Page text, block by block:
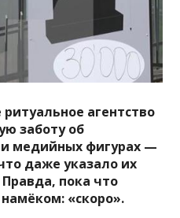
агентство
заботу об
и медийных фигурах —
даже указало их
пока что
«скоро».